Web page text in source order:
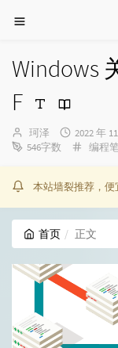
Windows
F
博
主：
珂泽
发
布
2022 年
546字数
分
编程
本站墙裂推荐，便
首页 正文